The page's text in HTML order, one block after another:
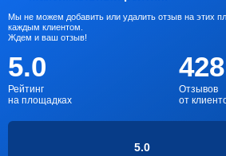
Мы не можем добавить или удалить отзыв на этих
каждым клиентом.
Ждем и ваш отзыв!
5.0
Рейтинг
на площадках
428
Отзывов
от
5.0